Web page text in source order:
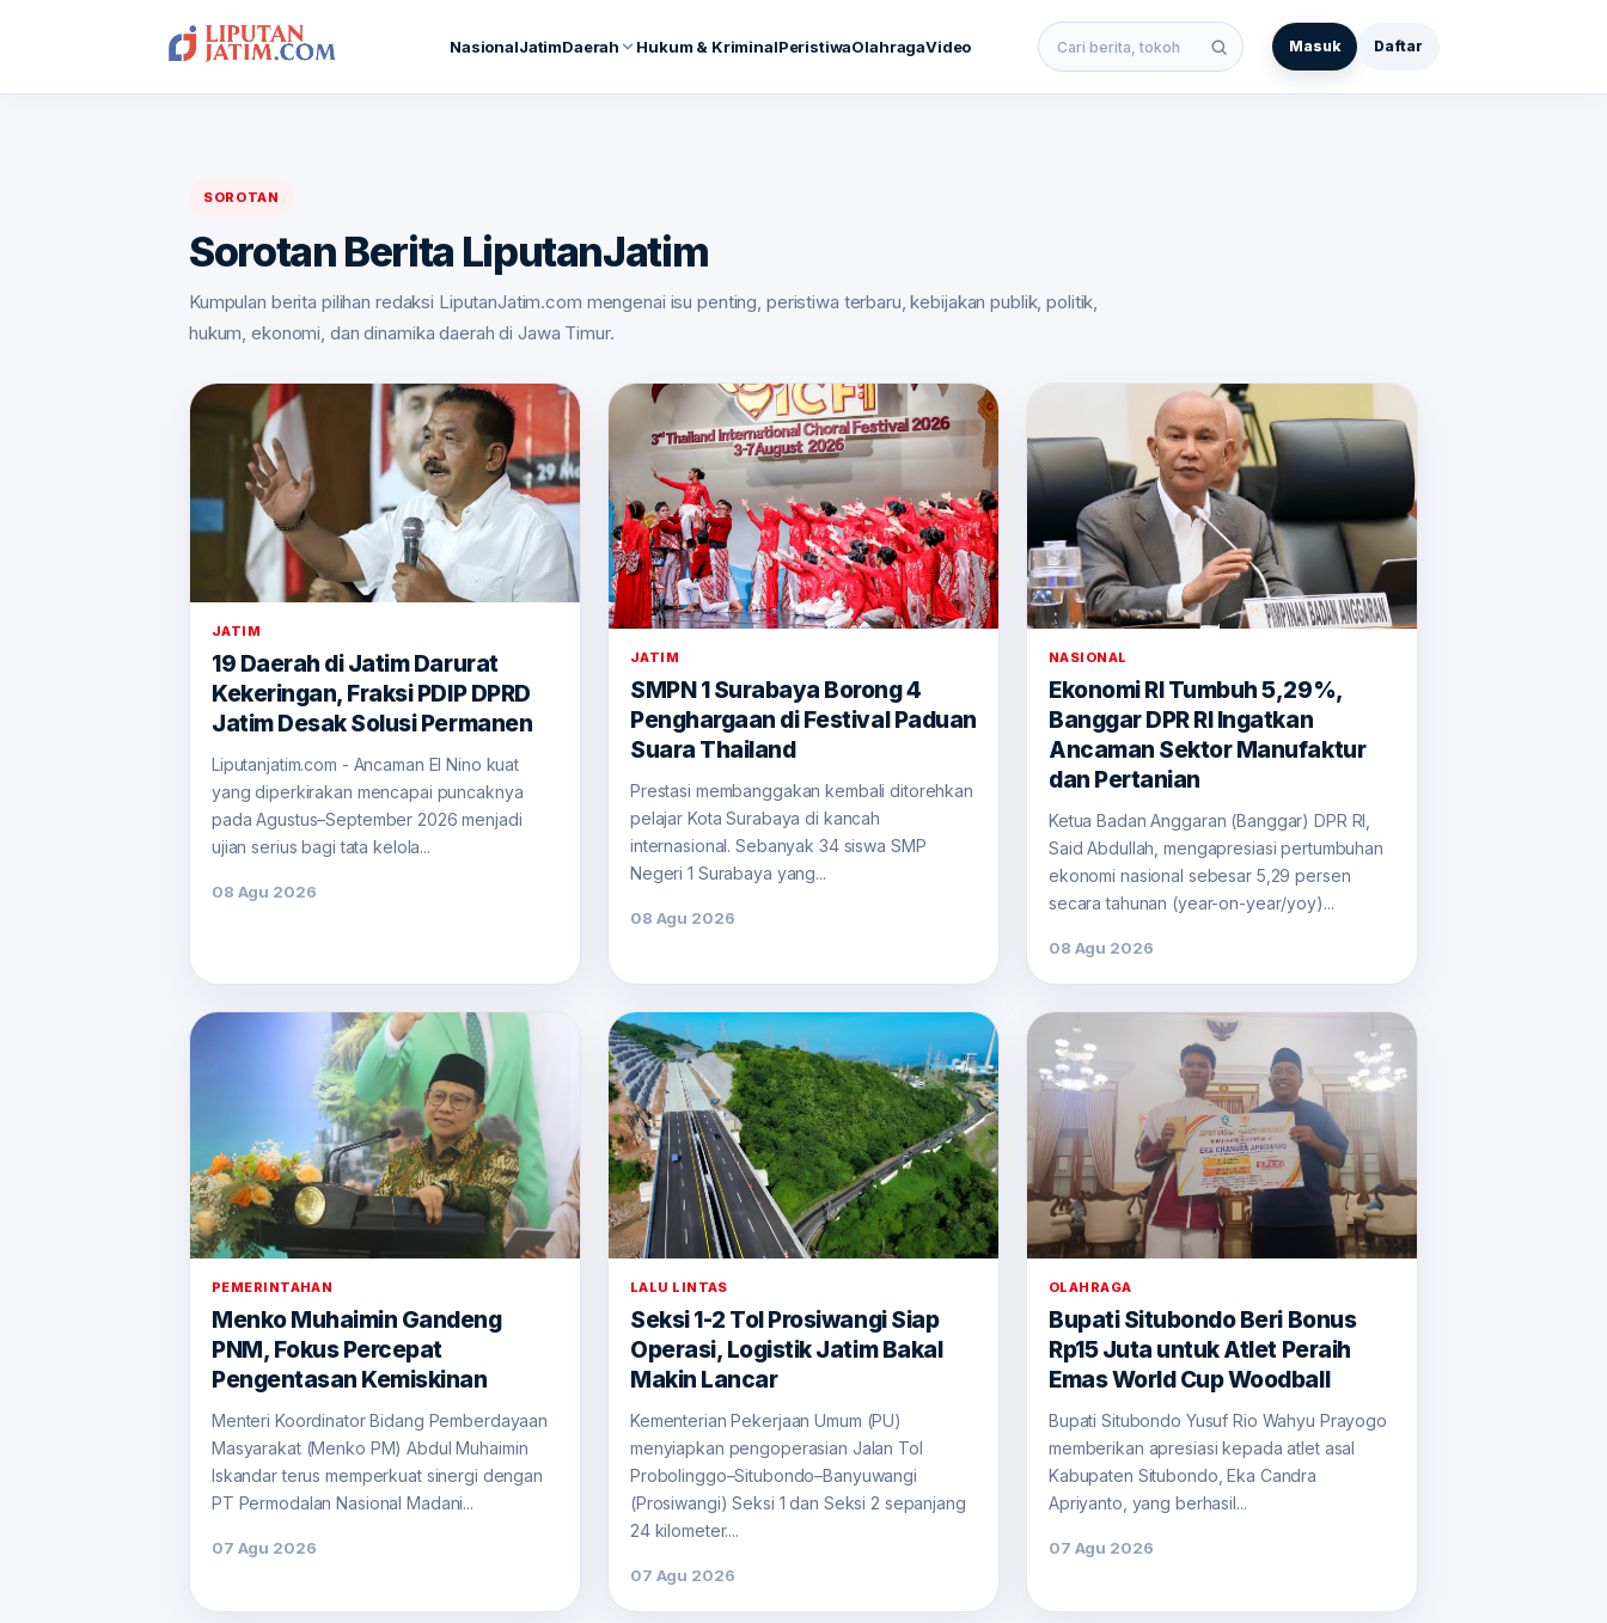
NasionalJatimDaerah Hukum & KriminalPeristiwaOlahragaVideo
Cari berita
Masuk Daftar
SOROTAN
Sorotan Berita LiputanJatim
Kumpulan berita pilihan redaksi LiputanJatim.com mengenai isu penting, peristiwa terbaru, kebijakan publik, politik,
hukum, ekonomi, dan dinamika daerah di Jawa Timur.
JATIM
19 Daerah di Jatim Darurat
Kekeringan, Fraksi PDIP DPRD
Jatim Desak Solusi Permanen
Liputanjatim.com - Ancaman El Nino kuat
yang diperkirakan mencapai puncaknya
pada Agustus–September 2026 menjadi
ujian serius bagi tata kelola...
08 Agu 2026
JATIM
SMPN 1 Surabaya Borong 4
Penghargaan di Festival Paduan
Suara Thailand
Prestasi membanggakan kembali ditorehkan
pelajar Kota Surabaya di kancah
internasional. Sebanyak 34 siswa SMP
Negeri 1 Surabaya yang...
08 Agu 2026
NASIONAL
Ekonomi RI Tumbuh 5,29%,
Banggar DPR RI Ingatkan
Ancaman Sektor Manufaktur
dan Pertanian
Ketua Badan Anggaran (Banggar) DPR RI,
Said Abdullah, mengapresiasi pertumbuhan
ekonomi nasional sebesar 5,29 persen
secara tahunan (year-on-year/yoy)...
08 Agu 2026
PEMERINTAHAN
Menko Muhaimin Gandeng
PNM, Fokus Percepat
Pengentasan Kemiskinan
Menteri Koordinator Bidang Pemberdayaan
Masyarakat (Menko PM) Abdul Muhaimin
Iskandar terus memperkuat sinergi dengan
PT Permodalan Nasional Madani...
07 Agu 2026
LALU LINTAS
Seksi 1-2 Tol Prosiwangi Siap
Operasi, Logistik Jatim Bakal
Makin Lancar
Kementerian Pekerjaan Umum (PU)
menyiapkan pengoperasian Jalan Tol
Probolinggo–Situbondo–Banyuwangi
(Prosiwangi) Seksi 1 dan Seksi 2 sepanjang
24 kilometer....
07 Agu 2026
OLAHRAGA
Bupati Situbondo Beri Bonus
Rp15 Juta untuk Atlet Peraih
Emas World Cup Woodball
Bupati Situbondo Yusuf Rio Wahyu Prayogo
memberikan apresiasi kepada atlet asal
Kabupaten Situbondo, Eka Candra
Apriyanto, yang berhasil...
07 Agu 2026